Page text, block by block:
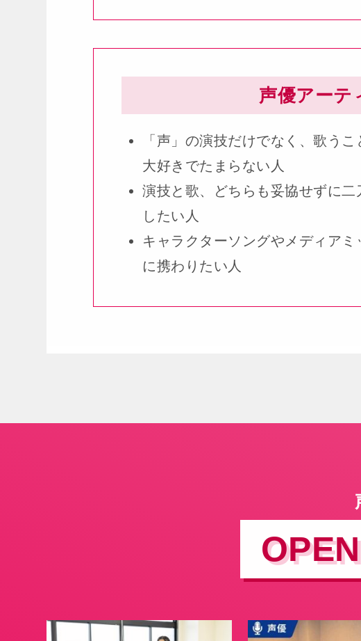
声優アーテ
「声」の演技だけでなく、歌う
大好きでたまらない人
演技と歌、どちらも妥協せずに二
したい人
キャラクターソングやメディアミ
に携わりたい人